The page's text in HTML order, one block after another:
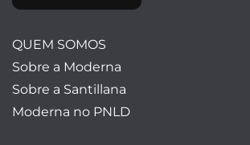
QUEM SOMOS
Sobre a Moderna
Sobre a Santillana
Moderna no PNLD